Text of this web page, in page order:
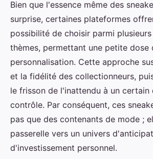
Bien que l'essence même des
surprise, certaines plateformes
possibilité de choisir parmi
thèmes, permettant une petite dose
personnalisation. Cette approche
et la fidélité des collectionneurs,
le frisson de l'inattendu à un certain
contrôle. Par conséquent, ces
pas que des contenants de mode ;
passerelle vers un univers
d'investissement personnel.